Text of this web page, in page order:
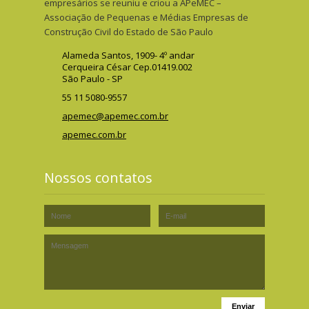
empresários se reuniu e criou a APeMEC –
Associação de Pequenas e Médias Empresas de
Construção Civil do Estado de São Paulo
Alameda Santos, 1909- 4º andar
Cerqueira César Cep.01419.002
São Paulo - SP
55 11 5080-9557
apemec@apemec.com.br
apemec.com.br
Nossos contatos